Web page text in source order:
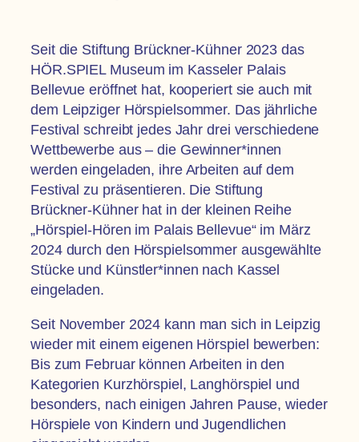
Seit die Stiftung Brückner-Kühner 2023 das
HÖR.SPIEL Museum im Kasseler Palais
Bellevue eröffnet hat, kooperiert sie auch mit
dem Leipziger Hörspielsommer. Das jährliche
Festival schreibt jedes Jahr drei verschiedene
Wettbewerbe aus – die Gewinner*innen
werden eingeladen, ihre Arbeiten auf dem
Festival zu präsentieren. Die Stiftung
Brückner-Kühner hat in der kleinen Reihe
„Hörspiel-Hören im Palais Bellevue“ im März
2024 durch den Hörspielsommer ausgewählte
Stücke und Künstler*innen nach Kassel
eingeladen.
Seit November 2024 kann man sich in Leipzig
wieder mit einem eigenen Hörspiel bewerben:
Bis zum Februar können Arbeiten in den
Kategorien Kurzhörspiel, Langhörspiel und
besonders, nach einigen Jahren Pause, wieder
Hörspiele von Kindern und Jugendlichen